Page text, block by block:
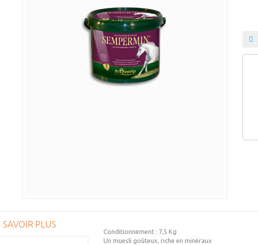
SAVOIR PLUS
Conditionnement : 7,5 Kg
Un muesli goûteux, riche en minéraux